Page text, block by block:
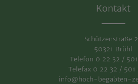
Kontakt
Schützenstraße
50321 Brühl
Telefon 0 22 32 /
Telefax 0 22 32 /
info@hoch-begabten-